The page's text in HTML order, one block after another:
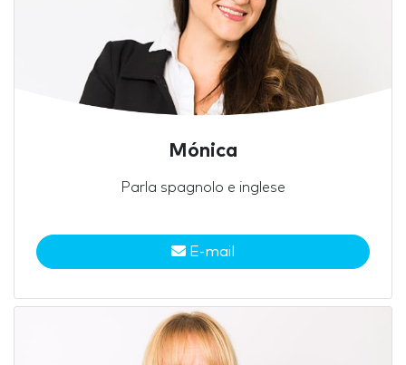
Mónica
Parla spagnolo e inglese
E-mail